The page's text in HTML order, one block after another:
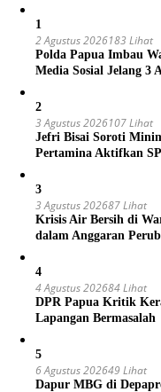
1
2 Agustus 2026183 Lihat
Polda Papua Imbau
Media Sosial Jelang 3
2
3 Agustus 2026107 Lihat
Jefri Bisai Soroti
Pertamina Aktifkan
3
3 Agustus 202687 Lihat
Krisis Air Bersih di
dalam Anggaran
4
4 Agustus 202684 Lihat
DPR Papua Kritik
Lapangan Bermasalah
5
6 Agustus 202649 Lihat
Dapur MBG di